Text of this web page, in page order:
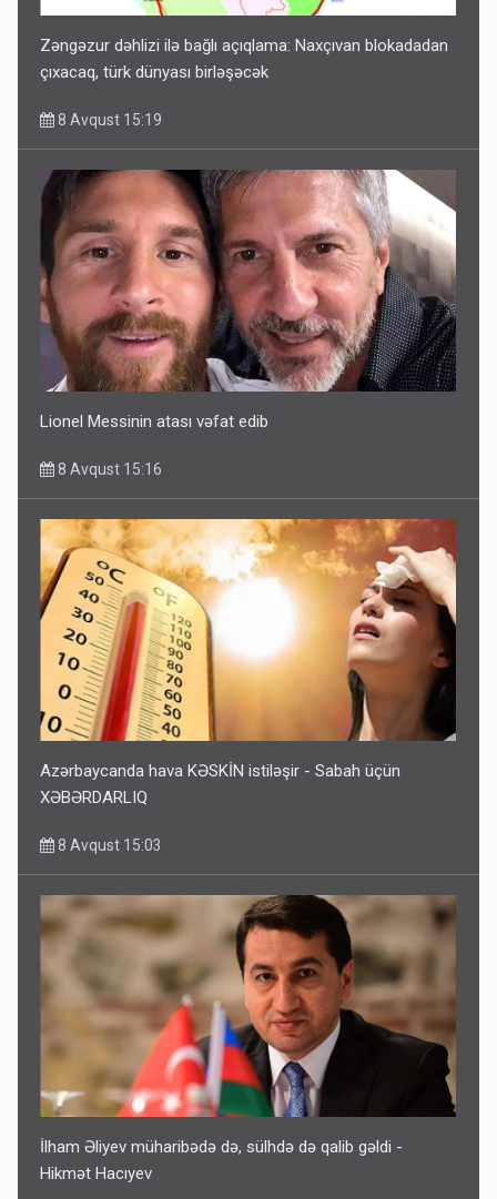
Zəngəzur dəhlizi ilə bağlı açıqlama: Naxçıvan blokadadan
çıxacaq, türk dünyası birləşəcək
8 Avqust 15:19
Lionel Messinin atası vəfat edib
8 Avqust 15:16
Azərbaycanda hava KƏSKİN istiləşir - Sabah üçün
XƏBƏRDARLIQ
8 Avqust 15:03
İlham Əliyev müharibədə də, sülhdə də qalib gəldi -
Hikmət Hacıyev